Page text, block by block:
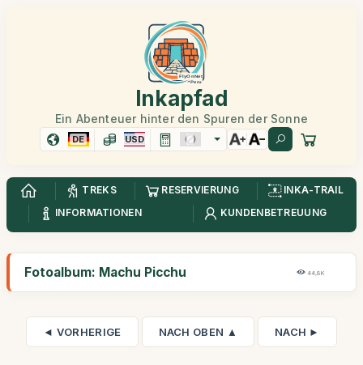
Inkapfad
Ein Abenteuer hinter den Spuren der Sonne
DE USD
TREKS RESERVIERUNG
INKA-TRAIL
INFORMATIONEN
KUNDENBETREUUNG
Fotoalbum: Machu Picchu 44,8K
◄ VORHERIGE NACH OBEN ▲ NACH ►